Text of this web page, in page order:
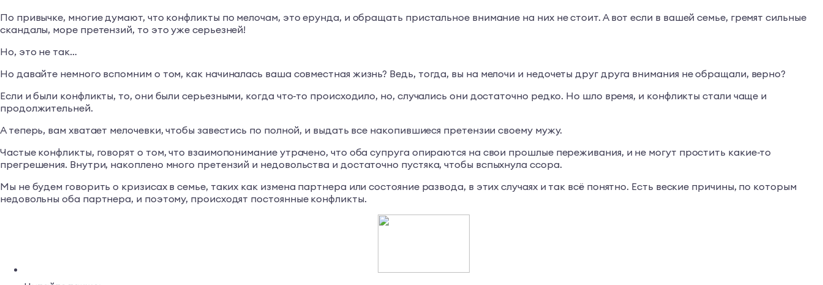
По привычке, многие думают, что конфликты по мелочам, это ерунда, и обращать пристальное внимание на них не стоит. А вот если в вашей семье, гремят сильные
скандалы, море претензий, то это уже серьезней!
Но, это не так…
Но давайте немного вспомним о том, как начиналась ваша совместная жизнь? Ведь, тогда, вы на мелочи и недочеты друг друга внимания не обращали, верно?
Если и были конфликты, то, они были серьезными, когда что-то происходило, но, случались они достаточно редко. Но шло время, и конфликты стали чаще и
продолжительней.
А теперь, вам хватает мелочевки, чтобы завестись по полной, и выдать все накопившиеся претензии своему мужу.
Частые конфликты, говорят о том, что взаимопонимание утрачено, что оба супруга опираются на свои прошлые переживания, и не могут простить какие-то
прегрешения. Внутри, накоплено много претензий и недовольства и достаточно пустяка, чтобы вспыхнула ссора.
Мы не будем говорить о кризисах в семье, таких как измена партнера или состояние развода, в этих случаях и так всё понятно. Есть веские причины, по которым
недовольны оба партнера, и поэтому, происходят постоянные конфликты.